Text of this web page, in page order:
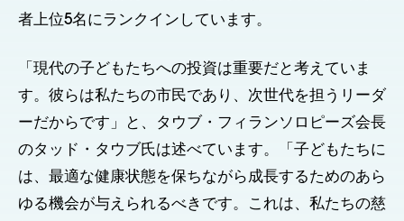
者上位5名にランクインしています。
「現代の子どもたちへの投資は重要だと考えていま
す。彼らは私たちの市民であり、次世代を担うリーダ
ーだからです」と、タウブ・フィランソロピーズ会長
のタッド・タウブ氏は述べています。「子どもたちに
は、最適な健康状態を保ちながら成長するためのあら
ゆる機会が与えられるべきです。これは、私たちの慈